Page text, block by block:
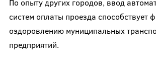
По опыту других городов, ввод
систем оплаты проезда способствует
оздоровлению муниципальных
предприятий.